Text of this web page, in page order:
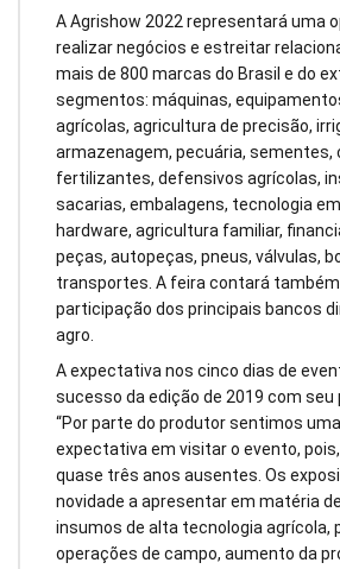
A Agrishow 2022 representará uma
realizar negócios e estreitar
mais de 800 marcas do Brasil e do
segmentos: máquinas,
agrícolas, agricultura de precisão,
armazenagem, pecuária, sementes,
fertilizantes, defensivos agrícolas,
sacarias, embalagens, tecnologia
hardware, agricultura familiar,
peças, autopeças, pneus, válvulas,
transportes. A feira contará
participação dos principais bancos
agro.
A expectativa nos cinco dias de
sucesso da edição de 2019 com
“Por parte do produtor sentimos
expectativa em visitar o evento,
quase três anos ausentes. Os
novidade a apresentar em matéria
insumos de alta tecnologia agrícola,
operações de campo, aumento da